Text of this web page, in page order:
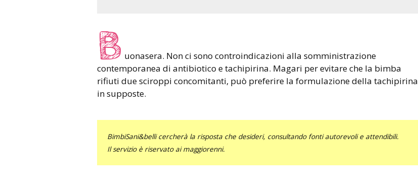
B uonasera. Non ci sono controindicazioni alla somministrazione
contemporanea di antibiotico e tachipirina. Magari per evitare che la bimba
rifiuti due sciroppi concomitanti, può preferire la formulazione della tachipirina
in supposte.
BimbiSani&belli cercherà la risposta che desideri, consultando fonti autorevoli e attendibili.
Il servizio è riservato ai maggiorenni.